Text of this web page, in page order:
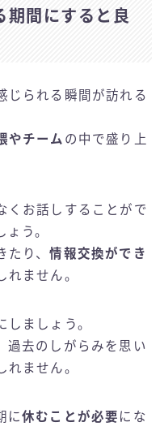
期間にすると良
じられる瞬間が訪れる
やチーム の中で盛り上
くお話しすることがで
う。
たり、情報交換ができ
れません。
しましょう。
過去のしがらみを思い
れません。
に休むことが必要 にな